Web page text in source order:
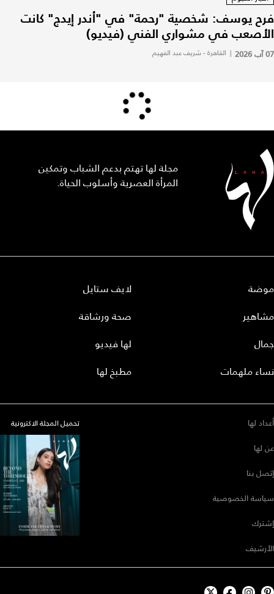
فرح يوسف: شخصية "رحمة" في "أندر إيدج" كانت
الأصعب في مشواري الفني (فيديو)
07 آب 2026 | القاهرة - شريف عبد الفهيم
مجلة لها تهتم بدعم الشباب وتمكين
المرأة العصرية وأسلوب الحياة.
موضة
مشاهير
جمال
نساء ملهمات
لايف ستايل
صحة ورشاقة
لها فيديو
مطبخ لها
أعداد لها
عن لها
إتصل بنا
سياسة الخصوصية
إشترك
الأرشيف
تحميل المجلة الاكترونية